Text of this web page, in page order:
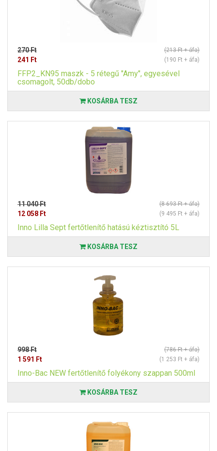
270 Ft (213 Ft + áfa)
241 Ft (190 Ft + áfa)
FFP2_KN95 maszk - 5 rétegű "Amy", egyesével
csomagolt, 50db/dobo
KOSÁRBA TESZ
11 040 Ft (8 693 Ft + áfa)
12 058 Ft (9 495 Ft + áfa)
Inno Lilla Sept fertőtlenítő hatású kéztisztító 5L
KOSÁRBA TESZ
998 Ft (786 Ft + áfa)
1 591 Ft (1 253 Ft + áfa)
Inno-Bac NEW fertőtlenítő folyékony szappan 500ml
KOSÁRBA TESZ